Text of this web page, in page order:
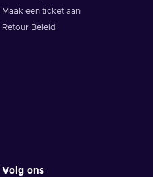
Maak een ticket aan
Retour Beleid
Volg ons